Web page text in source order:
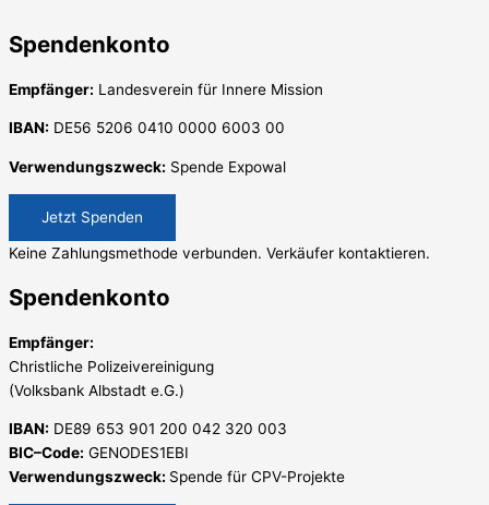
Spendenkonto
Empfänger: Landesverein für Innere Mission
IBAN: DE56 5206 0410 0000 6003 00
Verwendungszweck: Spende Expowal
Jetzt Spenden
Keine Zahlungsmethode verbunden. Verkäufer kontaktieren.
Spendenkonto
Empfänger:
Christliche Polizeivereinigung
(Volksbank Albstadt e.G.)
IBAN: DE89 653 901 200 042 320 003
BIC–Code: GENODES1EBI
Verwendungszweck: Spende für CPV-Projekte